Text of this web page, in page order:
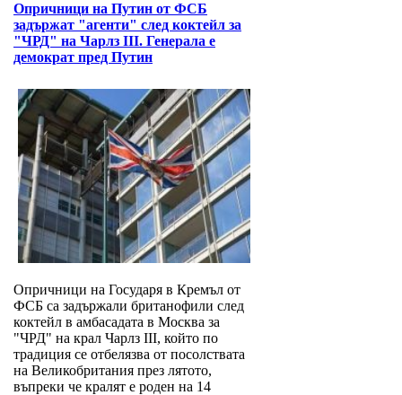
Опричници на Путин от ФСБ
задържат "агенти" след коктейл за
"ЧРД" на Чарлз III. Генерала е
демократ пред Путин
Опричници на Государя в Кремъл от
ФСБ са задържали британофили след
коктейл в амбасадата в Москва за
"ЧРД" на крал Чарлз III, който по
традиция се отбелязва от посолствата
на Великобритания през лятото,
въпреки че кралят е роден на 14